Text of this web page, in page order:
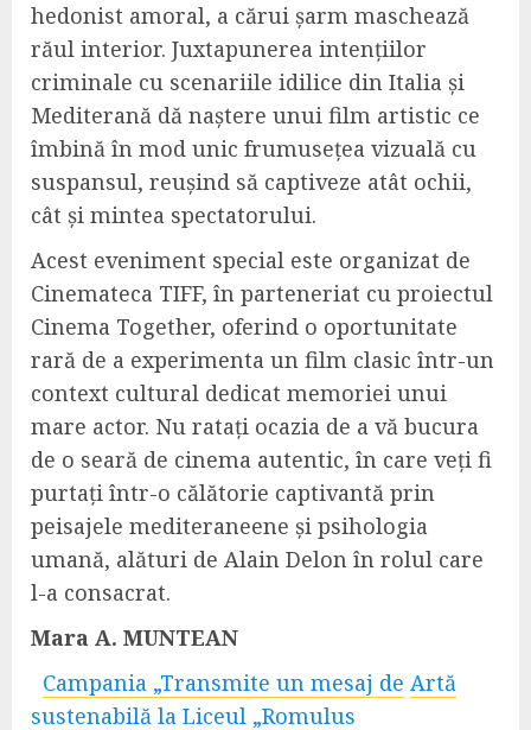
hedonist amoral, a cărui șarm maschează
răul interior. Juxtapunerea intențiilor
criminale cu scenariile idilice din Italia și
Mediterană dă naștere unui film artistic ce
îmbină în mod unic frumusețea vizuală cu
suspansul, reușind să captiveze atât ochii,
cât și mintea spectatorului.
Acest eveniment special este organizat de
Cinemateca TIFF, în parteneriat cu proiectul
Cinema Together, oferind o oportunitate
rară de a experimenta un film clasic într-un
context cultural dedicat memoriei unui
mare actor. Nu ratați ocazia de a vă bucura
de o seară de cinema autentic, în care veți fi
purtați într-o călătorie captivantă prin
peisajele mediteraneene și psihologia
umană, alături de Alain Delon în rolul care
l-a consacrat.
Mara A. MUNTEAN
Campania „Transmite un mesaj de Artă
sustenabilă la Liceul „Romulus